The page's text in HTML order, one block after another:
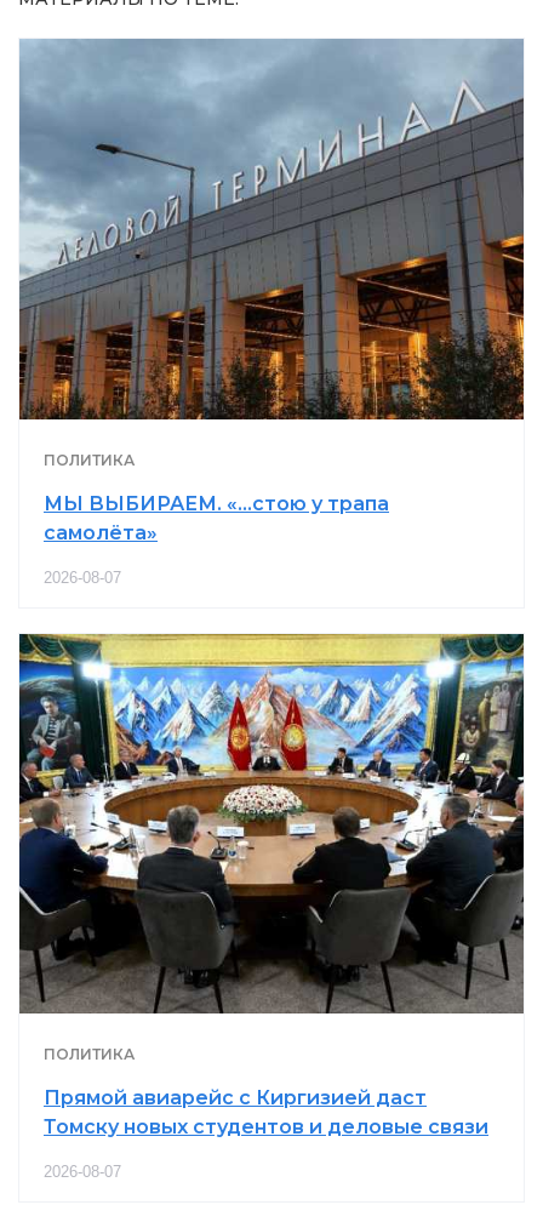
ПОЛИТИКА
МЫ ВЫБИРАЕМ. «…стою у трапа
самолёта»
2026-08-07
ПОЛИТИКА
Прямой авиарейс с Киргизией даст
Томску новых студентов и деловые связи
2026-08-07